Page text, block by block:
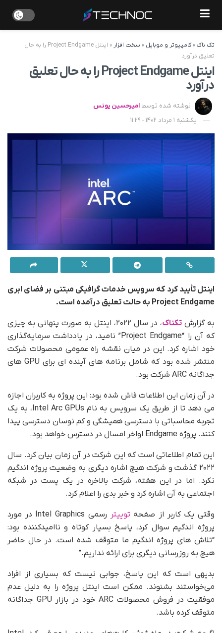
تک ناک»کامپیوتر و موبایل » سخت افزار »
اینتل Project Endgame را به حال
تعلیق درآورد
اینتل Project Endgame را به حال تعلیق
درآورد
نوشته شده توسط امیرحسین یونس
یکشنبه 1 مرداد 1402 - 11:29
اینتل تأیید کرد که سرویس خدمات گرافیکی مبتنی بر فضای ابری
Project Endgame به حالت تعلیق درآمده است.
به گزارش تکناک
، در سال ۲۰۲۲، اینتل به صورت پنهانی به چیزی
که آن را “Project Endgame” نامید، در یادداشت سرمایه‌گذاری
خود اشاره کرد. این در میان نقشه راه عمومی محصولات شرکت
منتشر شده بود که شامل برنامه های آینده ای برای GPU های
جداگانه ARC شرکت بود.
در آن زمان این اطلاعات فاش شده بود: این پروژه به کاربران اجازه
می دهد تا از طریق یک سرویس به نام Intel Arc GPUs، به یک
تجربه محاسباتی با دسترسی همیشگی و کم نوسان دسترسی پیدا
کنند. پروژه Endgame اواخر امسال در دسترس خواهد بود.
این تمام اطلاعاتی است که این شرکت در آن زمان بیان کرد. سال
۲۰۲۲ گذشت و شرکت هیچ اشاره دیگری به وضعیت پروژه اندگیم
نکرد. اما در این هفته، شرکت بالاخره در یک پست در شبکه
اجتماعی به آن اشاره کرد و خبر بدی را اعلام کرد.
وقتی یک کاربر از صفحه توییتر
رسمی Intel Graphics در مورد
پروژه اندگیم سوال کرد، پاسخ بسیار کوتاه و ناامیدکننده بود:
“تلاش های پروژه اندگیم ما متوقف شده است. در حال حاضر
هیچ به روزرسانی دیگری برای ارائه نداریم.”
بدیهی است که این پاسخ، جوابی نیست که بسیاری از افراد
می‌خواستند بشنوند. ممکن است اینتل پروژه را به دلیل عدم
موفقیت در فروش محصولات ARC خود در بازار GPU جداگانه
متوقف کرده باشد.